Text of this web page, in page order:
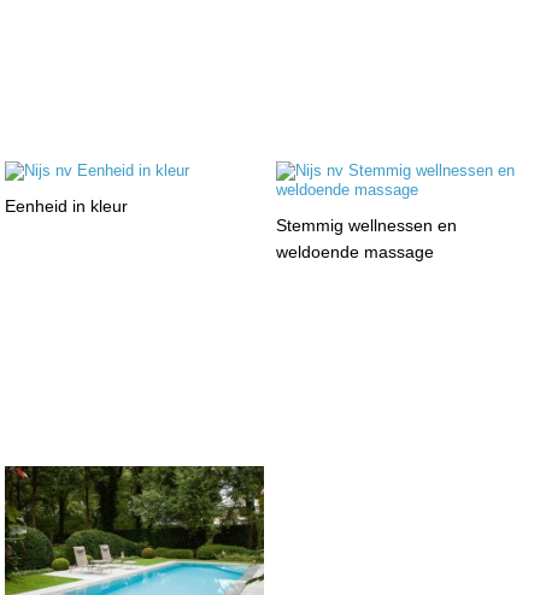
Eenheid in kleur
Stemmig wellnessen en
weldoende massage